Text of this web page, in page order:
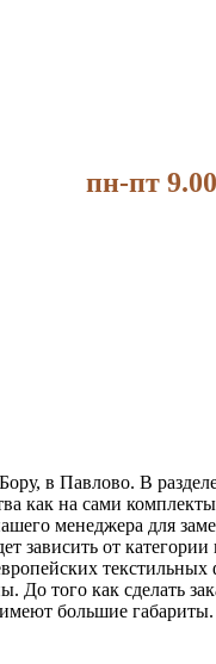
пн-пт
в Павлово. В разделе
как на сами
менеджера для
зависить от
того как сделать
большие